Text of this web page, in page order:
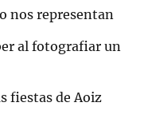
nos representan
al fotografiar un
fiestas de Aoiz